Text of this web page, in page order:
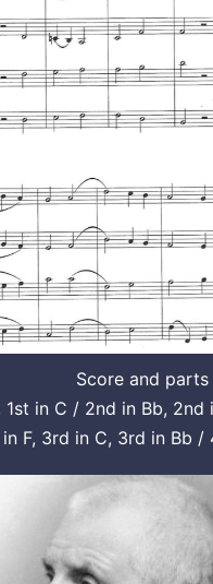
Score and parts
1st in C / 2nd in Bb,
in F, 3rd in C, 3rd in Bb /